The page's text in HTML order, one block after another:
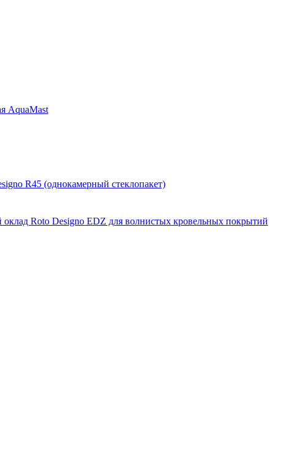
AquaMast
R45 (однокамерный стеклопакет)
оклад Roto Designo EDZ для волнистых кровельных покрытий